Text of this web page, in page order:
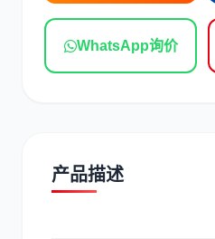
现代
道依茨
WhatsApp询价
产品描述